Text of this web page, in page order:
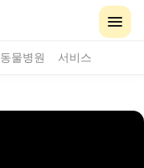
동물병원 서비스